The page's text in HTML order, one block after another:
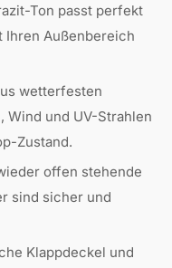
Ton passt perfekt
Außenbereich
wetterfesten
Wind und UV-Strahlen
Zustand.
offen stehende
sind sicher und
Klappdeckel und